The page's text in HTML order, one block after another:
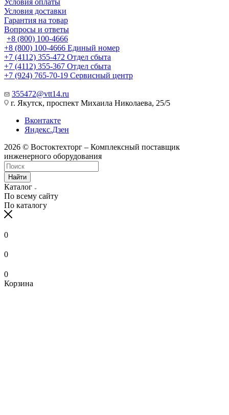
Условия доставки
Гарантия на товар
Вопросы и ответы
+8 (800) 100-4666
+8 (800) 100-4666 Единый номер
+7 (4112) 355-472 Отдел сбыта
+7 (4112) 355-367 Отдел сбыта
+7 (924) 765-70-19 Сервисный центр
355472@vtt14.ru
г. Якутск, проспект Михаила Николаева, 25/5
Вконтакте
Яндекс.Дзен
2026 © Востоктехторг – Комплексный поставщик
инженерного оборудования
Найти
Каталог
По всему сайту
По каталогу
0
0
0
Корзина